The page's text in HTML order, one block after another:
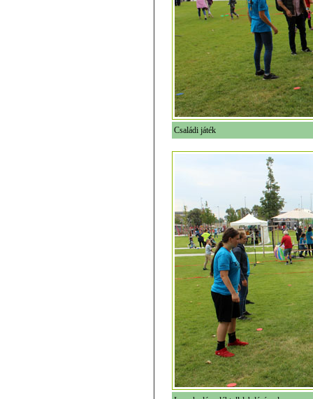
Családi játék